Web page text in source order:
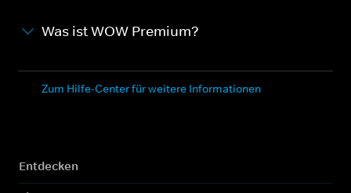
Was ist WOW Premium?
Zum Hilfe-Center für weitere Informationen
Entdecken